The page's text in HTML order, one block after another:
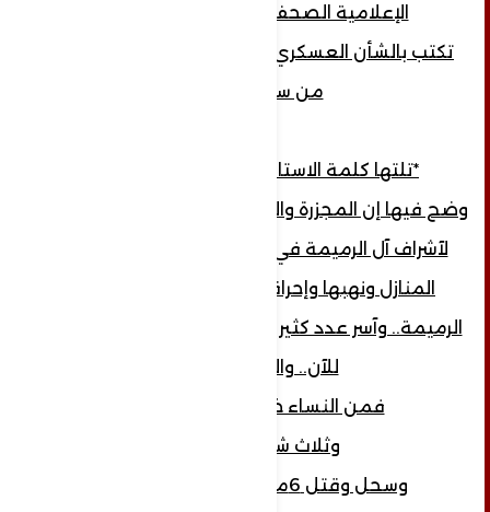
الإعلامية الصحفية: لبنى مرتضى
تكتب بالشأن العسكري والسياسي والثقافي..
من سورية..
*تلتها كلمة الاستاذ عرفات الرميمة..
وضح فيها إن المجزرة والسحل والذبح الذي حدث
المنازل ونهبها وإحراقها وتهجير آشراف آل
الرميمة.. وآسر عدد كثير منهم ومازالوا مخفيين
للآن.. واللحظة..
فمن النساء خمس جريحات
وثلاث شهيدات..
وسحل وقتل 6من ابناء الرميمة..